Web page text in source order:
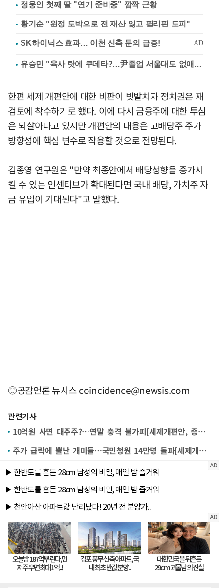
정웅인 첫째 딸 "연기 준비중" 깜짝 근황
황기순 "원정 도박으로 전 재산 잃고 필리핀 도피"
유승민 "육사 탓에 쿠데타?…尹졸업 서울대도 없애나"
한편 세제 개편안에 대한 비판이 빗발치자 정치권은 재
검토에 착수하기로 했다. 이에 다시 금융주에 대한 투심
은 되살아나고 있지만 개편안의 내용은 고배당주 주가
방향성에 핵심 변수로 작용할 것으로 전망된다.
김종영 연구원은 "만약 최종안에서 배당성향을 증가시
킬 수 있는 인센티브가 확대된다면 국내 배당, 가치주 자
금 유입이 기대된다"고 말했다.
◎공감언론 뉴시스coincidence@newsis.com
관련기사
10억원 사면 대주주?…연말 충격 불가피[세제개편안, 증시 어디로②]
주가 급락에 뿔난 개미들…국민청원 14만명 돌파[세제개편안, 증시 어디로ⓛ]